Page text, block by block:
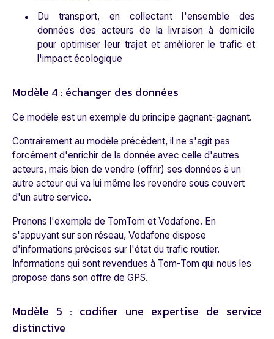
Du transport, en collectant l'ensemble des
données des acteurs de la livraison à domicile
pour optimiser leur trajet et améliorer le trafic et
l'impact écologique
Modèle 4 : échanger des données
Ce modèle est un exemple du principe gagnant-gagnant.
Contrairement au modèle précédent, il ne s'agit pas
forcément d'enrichir de la donnée avec celle d'autres
acteurs, mais bien de vendre (offrir) ses données à un
autre acteur qui va lui même les revendre sous couvert
d'un autre service.
Prenons l'exemple de TomTom et Vodafone. En
s'appuyant sur son réseau, Vodafone dispose
d'informations précises sur l'état du trafic routier.
Informations qui sont revendues à Tom-Tom qui nous les
propose dans son offre de GPS.
Modèle 5 : codifier une expertise de service
distinctive